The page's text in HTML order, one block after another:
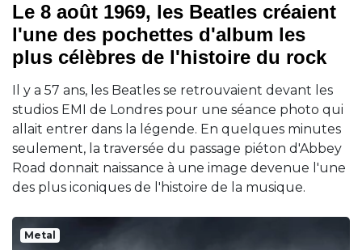
Le 8 août 1969, les Beatles créaient
l'une des pochettes d'album les
plus célèbres de l'histoire du rock
Il y a 57 ans, les Beatles se retrouvaient devant les
studios EMI de Londres pour une séance photo qui
allait entrer dans la légende. En quelques minutes
seulement, la traversée du passage piéton d'Abbey
Road donnait naissance à une image devenue l'une
des plus iconiques de l'histoire de la musique.
Metal